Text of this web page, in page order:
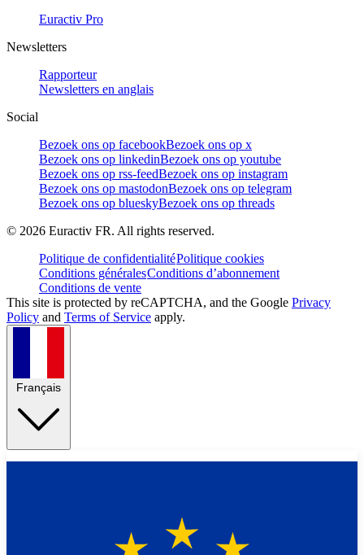
Euractiv Pro
Newsletters
Rapporteur
Newsletters en anglais
Social
Bezoek ons op facebookBezoek ons op x
Bezoek ons op linkedinBezoek ons op youtube
Bezoek ons op rss-feedBezoek ons op instagram
Bezoek ons op mastodonBezoek ons op telegram
Bezoek ons op blueskyBezoek ons op threads
© 2026 Euractiv FR. All rights reserved.
Politique de confidentialitéPolitique cookies
Conditions généralesConditions d’abonnement
Conditions de vente
This site is protected by reCAPTCHA, and the Google Privacy
Policy and Terms of Service apply.
Français